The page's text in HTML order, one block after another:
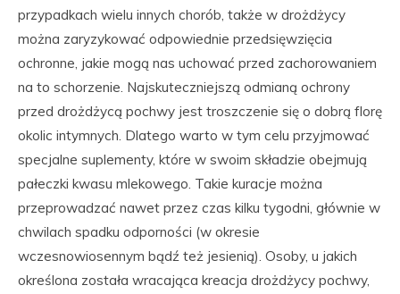
przypadkach wielu innych chorób, także w drożdżycy
można zaryzykować odpowiednie przedsięwzięcia
ochronne, jakie mogą nas uchować przed zachorowaniem
na to schorzenie. Najskuteczniejszą odmianą ochrony
przed drożdżycą pochwy jest troszczenie się o dobrą florę
okolic intymnych. Dlatego warto w tym celu przyjmować
specjalne suplementy, które w swoim składzie obejmują
pałeczki kwasu mlekowego. Takie kuracje można
przeprowadzać nawet przez czas kilku tygodni, głównie w
chwilach spadku odporności (w okresie
wczesnowiosennym bądź też jesienią). Osoby, u jakich
określona została wracająca kreacja drożdżycy pochwy,